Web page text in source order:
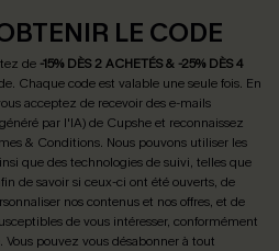
LE CODE
de -15% DÈS 2 ACHETÉS & -25% DÈS 4
Chaque code est valable une seule fois. En
acceptez de recevoir des e-mails
par l'IA) de Cupshe et reconnaissez
& Conditions. Nous pouvons utiliser les
que des technologies de suivi, telles que
de savoir si ceux-ci ont été ouverts, de
nos contenus et nos offres, et de
de vous intéresser, conformément
. Vous pouvez vous désabonner à tout